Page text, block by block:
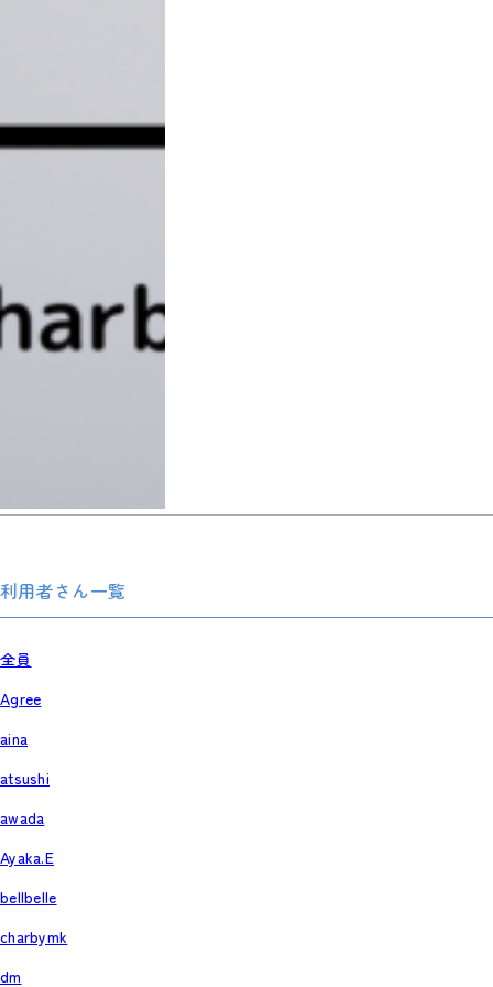
利用者さん一覧
全員
Agree
aina
atsushi
awada
Ayaka.E
bellbelle
charbymk
dm